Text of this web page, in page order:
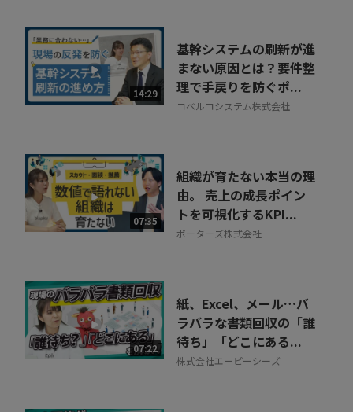
14:29
基幹システムの刷新が進
まない原因とは？要件整
理で手戻りを防ぐポ...
コベルコシステム株式会社
07:35
組織が育たない本当の理
由。 売上の成長ポイン
トを可視化するKPI...
ポーターズ株式会社
07:22
紙、Excel、メール…バ
ラバラな書類回収の「誰
待ち」「どこにある...
株式会社エーピーシーズ